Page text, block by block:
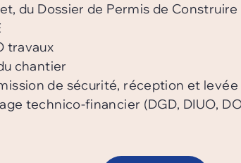
du Dossier de Permis de
travaux
chantier
de sécurité, réception et
technico-financier (DGD, DIUO,